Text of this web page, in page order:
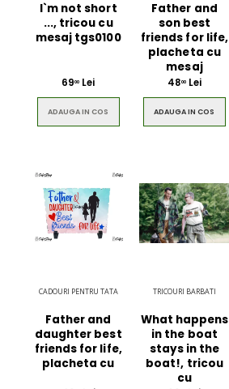
I`m not short
..., tricou cu
mesaj tgs0100
6900 Lei
ADAUGA IN COS
Father and
son best
friends for life,
placheta cu
mesaj
4800Lei
ADAUGA IN COS
CADOURI PENTRU TATA
Father and
daughter best
friends for life,
placheta cu
TRICOURI BARBATI
What happens
in the boat
stays in the
boat!, tricou
cu